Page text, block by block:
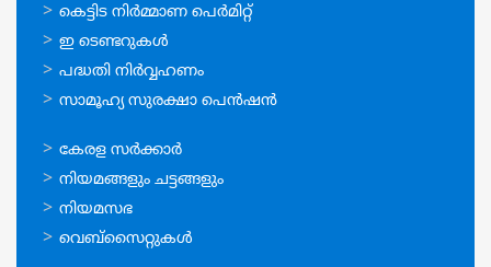
ഓണ്‍ലൈന്‍
സേവനങ്ങള്‍
കെട്ടിട നിര്‍മ്മാണ പെര്‍മിറ്റ്‌
ഇ ടെണ്ടറുകള്‍
പദ്ധതി നിര്‍വ്വഹണം
സാമൂഹ്യ സുരക്ഷാ പെന്‍ഷന്‍
ഉപയോഗപ്രദമായ
കണ്ണികള്‍
കേരള സര്‍ക്കാര്‍
നിയമങ്ങളും ചട്ടങ്ങളും
നിയമസഭ
വെബ്സൈറ്റുകള്‍